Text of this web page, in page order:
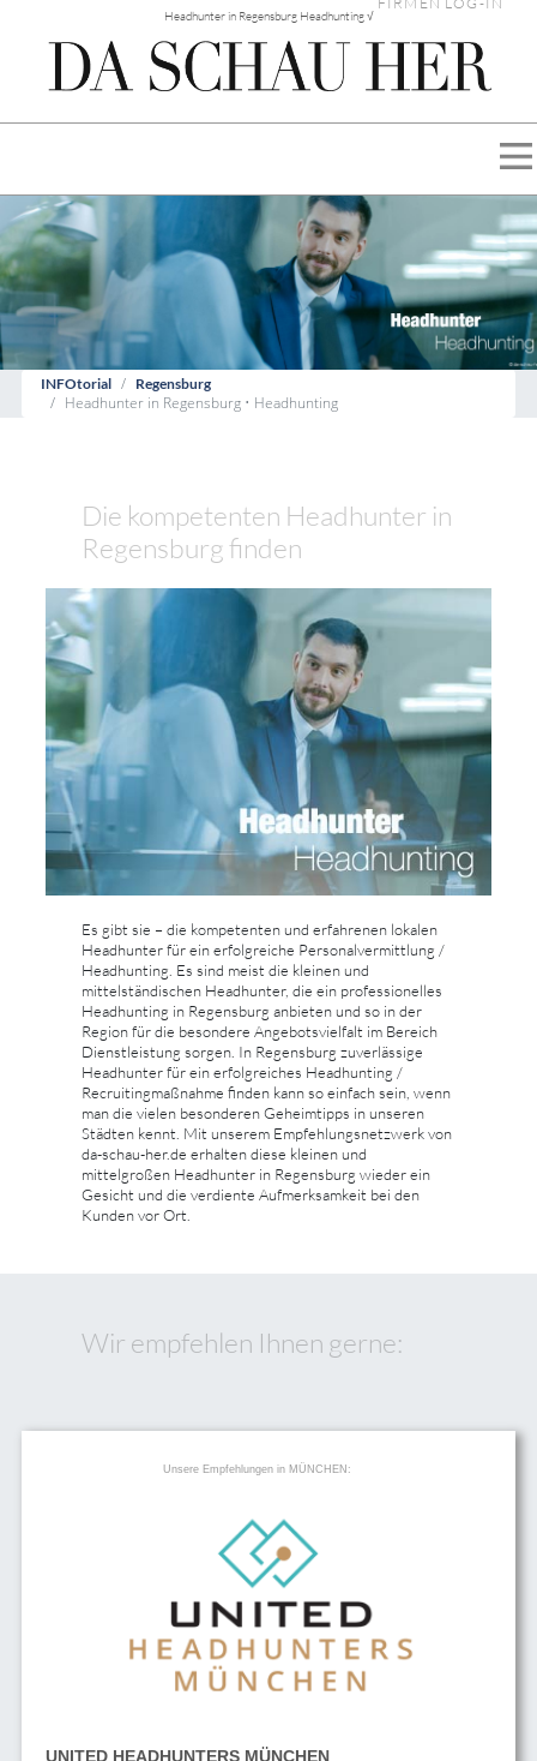
Headhunter in Regensburg Headhunting √
INFOtorial Regensburg
Headhunter in Regensburg • Headhunting
Die kompetenten Headhunter in
Regensburg finden
Es gibt sie – die kompetenten und erfahrenen lokalen
Headhunter für ein erfolgreiche Personalvermittlung /
Headhunting. Es sind meist die kleinen und
mittelständischen Headhunter, die ein professionelles
Headhunting in Regensburg anbieten und so in der
Region für die besondere Angebotsvielfalt im Bereich
Dienstleistung sorgen. In Regensburg zuverlässige
Headhunter für ein erfolgreiches Headhunting /
Recruitingmaßnahme finden kann so einfach sein, wenn
man die vielen besonderen Geheimtipps in unseren
Städten kennt. Mit unserem Empfehlungsnetzwerk von
da-schau-her.de erhalten diese kleinen und
mittelgroßen Headhunter in Regensburg wieder ein
Gesicht und die verdiente Aufmerksamkeit bei den
Kunden vor Ort.
Wir empfehlen Ihnen gerne:
Unsere Empfehlungen in MÜNCHEN:
UNITED HEADHUNTERS MÜNCHEN